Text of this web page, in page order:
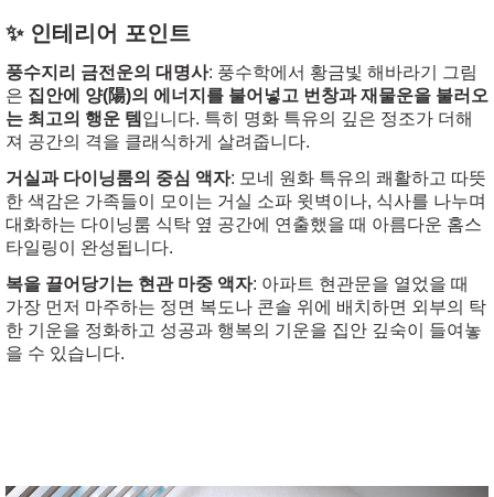
✨ 인테리어 포인트
풍수지리 금전운의 대명사: 풍수학에서 황금빛 해바라기 그림
은 집안에 양(陽)의 에너지를 불어넣고 번창과 재물운을 불러오
는 최고의 행운 템 입니다. 특히 명화 특유의 깊은 정조가 더해
져 공간의 격을 클래식하게 살려줍니다.
거실과 다이닝룸의 중심 액자: 모네 원화 특유의 쾌활하고 따뜻
한 색감은 가족들이 모이는 거실 소파 윗벽이나, 식사를 나누며
대화하는 다이닝룸 식탁 옆 공간에 연출했을 때 아름다운 홈스
타일링이 완성됩니다.
복을 끌어당기는 현관 마중 액자: 아파트 현관문을 열었을 때
가장 먼저 마주하는 정면 복도나 콘솔 위에 배치하면 외부의 탁
한 기운을 정화하고 성공과 행복의 기운을 집안 깊숙이 들여놓
을 수 있습니다.